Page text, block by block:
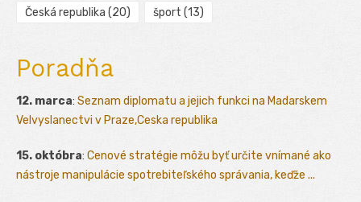
Česká republika (20) šport (13)
Poradňa
12. marca: Seznam diplomatu a jejich funkci na Madarskem
Velvyslanectvi v Praze,Ceska republika
15. októbra: Cenové stratégie môžu byť určite vnímané ako
nástroje manipulácie spotrebiteľského správania, keďže ...